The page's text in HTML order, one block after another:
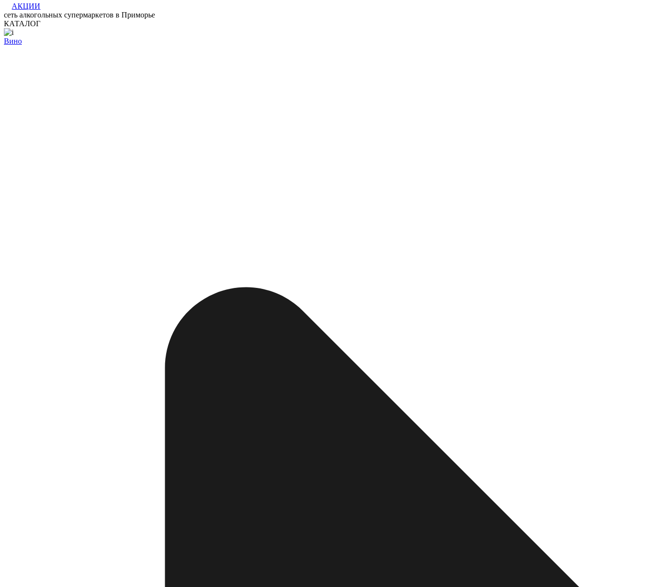
АКЦИИ
сеть алкогольных супермаркетов в Приморье
КАТАЛОГ
Вино